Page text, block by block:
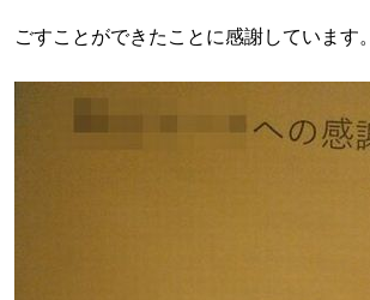
ごすことができたことに感謝しています。